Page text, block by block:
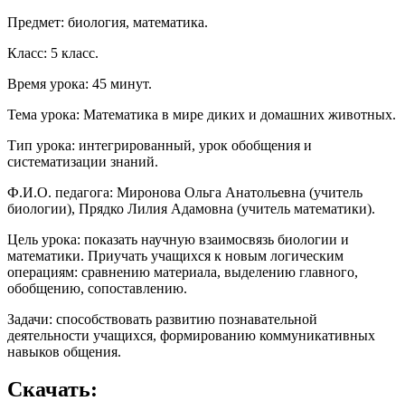
Предмет: биология, математика.
Класс: 5 класс.
Время урока: 45 минут.
Тема урока: Математика в мире диких и домашних животных.
Тип урока: интегрированный, урок обобщения и
систематизации знаний.
Ф.И.О. педагога: Миронова Ольга Анатольевна (учитель
биологии), Прядко Лилия Адамовна (учитель математики).
Цель урока: показать научную взаимосвязь биологии и
математики. Приучать учащихся к новым логическим
операциям: сравнению материала, выделению главного,
обобщению, сопоставлению.
Задачи: способствовать развитию познавательной
деятельности учащихся, формированию коммуникативных
навыков общения.
Скачать: